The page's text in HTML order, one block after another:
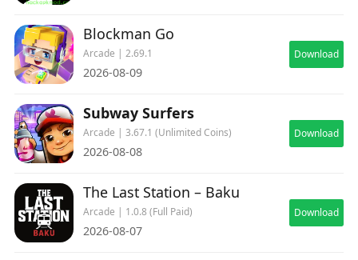
Blockman Go
Arcade | 2.69.1
2026-08-09
Download
Subway Surfers
Arcade | 3.67.1 (Unlimited Coins)
2026-08-08
Download
The Last Station – Baku
Arcade | 1.0.8 (Full Paid)
2026-08-07
Download